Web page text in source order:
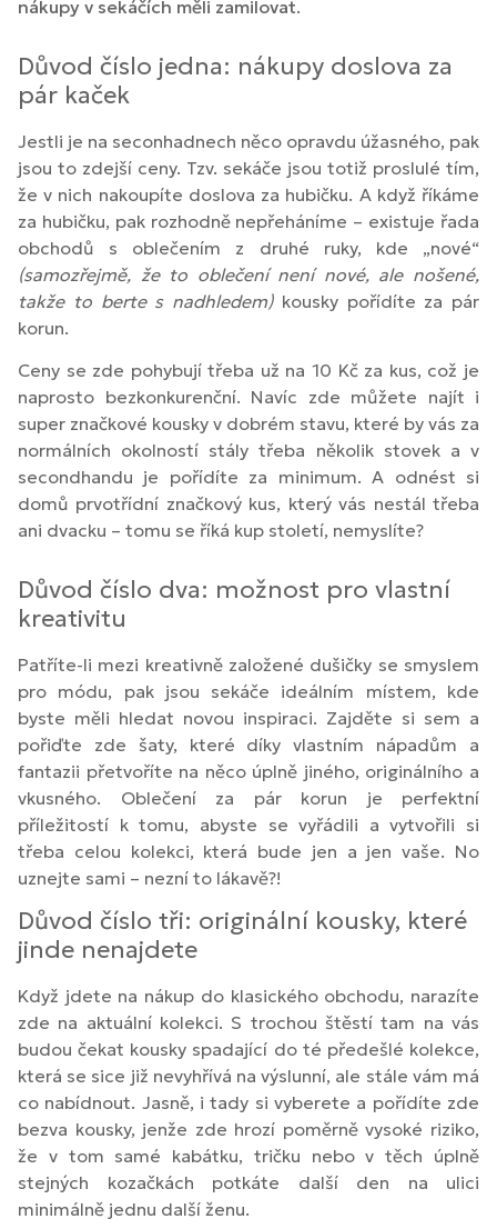
nákupy v sekáčích měli zamilovat.
Důvod číslo jedna: nákupy doslova za
pár kaček
Jestli je na seconhadnech něco opravdu úžasného, pak
jsou to zdejší ceny. Tzv. sekáče jsou totiž proslulé tím,
že v nich nakoupíte doslova za hubičku. A když říkáme
za hubičku, pak rozhodně nepřeháníme – existuje řada
obchodů s oblečením z druhé ruky, kde „nové“
(samozřejmě, že to oblečení není nové, ale nošené,
takže to berte s nadhledem)kousky pořídíte za pár
korun.
Ceny se zde pohybují třeba už na 10 Kč za kus, což je
naprosto bezkonkurenční. Navíc zde můžete najít i
super značkové kousky v dobrém stavu, které by vás za
normálních okolností stály třeba několik stovek a v
secondhandu je pořídíte za minimum. A odnést si
domů prvotřídní značkový kus, který vás nestál třeba
ani dvacku – tomu se říká kup století, nemyslíte?
Důvod číslo dva: možnost pro vlastní
kreativitu
Patříte-li mezi kreativně založené dušičky se smyslem
pro módu, pak jsou sekáče ideálním místem, kde
byste měli hledat novou inspiraci. Zajděte si sem a
pořiďte zde šaty, které díky vlastním nápadům a
fantazii přetvoříte na něco úplně jiného, originálního a
vkusného. Oblečení za pár korun je perfektní
příležitostí k tomu, abyste se vyřádili a vytvořili si
třeba celou kolekci, která bude jen a jen vaše. No
uznejte sami – nezní to lákavě?!
Důvod číslo tři: originální kousky, které
jinde nenajdete
Když jdete na nákup do klasického obchodu, narazíte
zde na aktuální kolekci. S trochou štěstí tam na vás
budou čekat kousky spadající do té předešlé kolekce,
která se sice již nevyhřívá na výslunní, ale stále vám má
co nabídnout. Jasně, i tady si vyberete a pořídíte zde
bezva kousky, jenže zde hrozí poměrně vysoké riziko,
že v tom samé kabátku, tričku nebo v těch úplně
stejných kozačkách potkáte další den na ulici
minimálně jednu další ženu.